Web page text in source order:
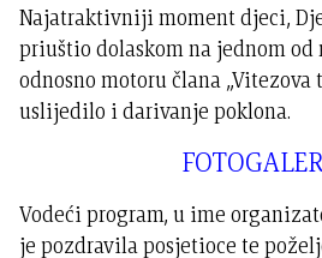
Najatraktivniji moment djeci,
priuštio dolaskom na jednom
odnosno motoru člana „Vitezova
uslijedilo i darivanje poklona.
Vodeći program, u ime
je pozdravila posjetioce te